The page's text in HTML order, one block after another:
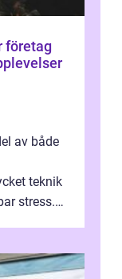
företag
av både
teknik
stress.